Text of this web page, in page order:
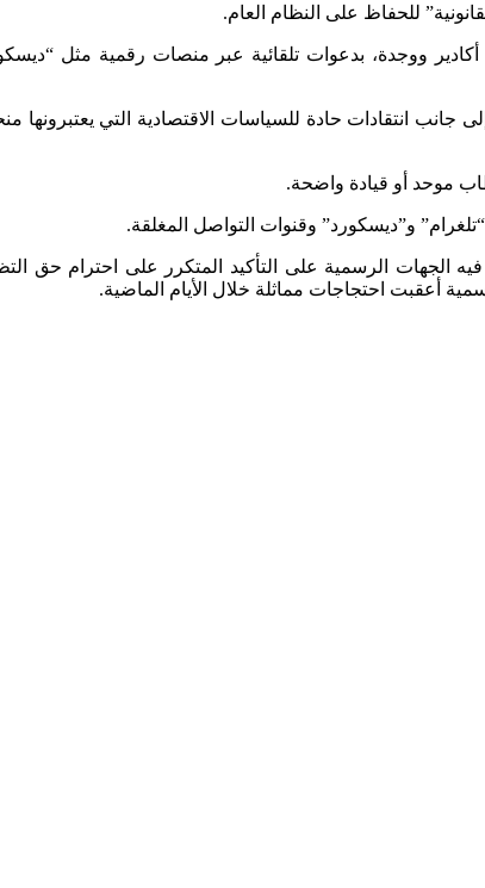
للحفاظ على النظام العام.
ووجدة، بدعوات تلقائية عبر منصات رقمية مثل
انتقادات حادة للسياسات الاقتصادية التي يعتبرونها
موحد أو قيادة واضحة.
و”ديسكورد” وقنوات التواصل المغلقة.
الجهات الرسمية على التأكيد المتكرر على احترام حق
أعقبت احتجاجات مماثلة خلال الأيام الماضية.